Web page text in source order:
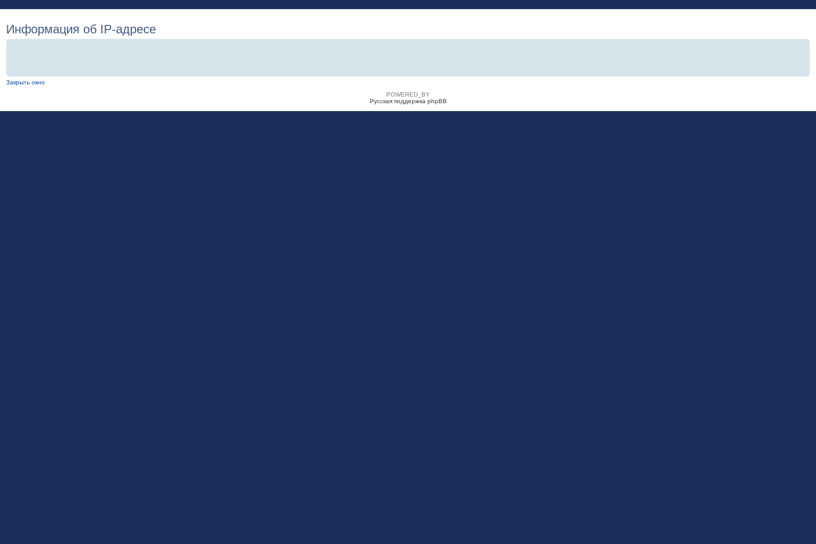
Информация об IP-адресе
Закрыть окно
POWERED_BY
Русская поддержка phpBB